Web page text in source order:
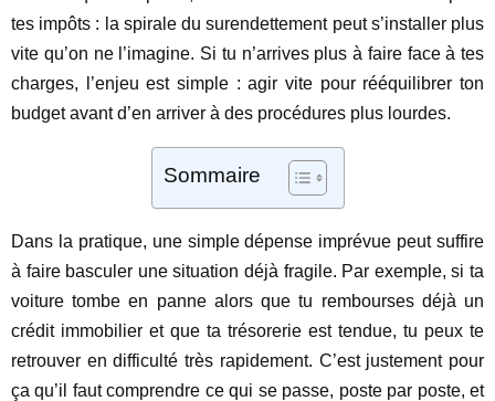
tes impôts : la spirale du surendettement peut s’installer plus
vite qu’on ne l’imagine. Si tu n’arrives plus à faire face à tes
charges, l’enjeu est simple : agir vite pour rééquilibrer ton
budget avant d’en arriver à des procédures plus lourdes.
Sommaire
Dans la pratique, une simple dépense imprévue peut suffire
à faire basculer une situation déjà fragile. Par exemple, si ta
voiture tombe en panne alors que tu rembourses déjà un
crédit immobilier et que ta trésorerie est tendue, tu peux te
retrouver en difficulté très rapidement. C’est justement pour
ça qu’il faut comprendre ce qui se passe, poste par poste, et